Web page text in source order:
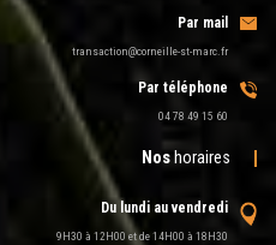
Par mail
transaction@corneille-st-marc.fr
Par téléphone
04 78 49 15 60
Noshoraires
Du lundi au vendredi
9H30 à 12H00 et de 14H00 à 18H30